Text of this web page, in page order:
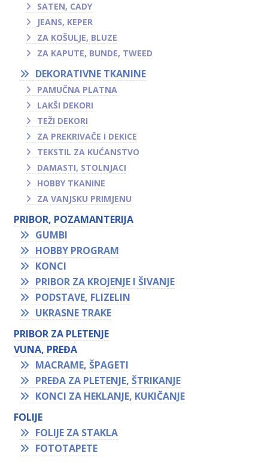
SATEN, CADY
JEANS, KEPER
ZA KOŠULJE, BLUZE
ZA KAPUTE, BUNDE, TWEED
DEKORATIVNE TKANINE
PAMUČNA PLATNA
LAKŠI DEKORI
TEŽI DEKORI
ZA PREKRIVAČE I DEKICE
TEKSTIL ZA KUĆANSTVO
DAMASTI, STOLNJACI
HOBBY TKANINE
ZA VANJSKU PRIMJENU
PRIBOR, POZAMANTERIJA
GUMBI
HOBBY PROGRAM
KONCI
PRIBOR ZA KROJENJE I ŠIVANJE
PODSTAVE, FLIZELIN
UKRASNE TRAKE
PRIBOR ZA PLETENJE
VUNA, PREĐA
MACRAME, ŠPAGETI
PREĐA ZA PLETENJE, ŠTRIKANJE
KONCI ZA HEKLANJE, KUKIČANJE
FOLIJE
FOLIJE ZA STAKLA
FOTOTAPETE